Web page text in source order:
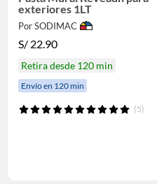
exteriores 1LT
Por SODIMAC
S/ 22.90
Retira desde 120 min
Envío en 120 min
(5)